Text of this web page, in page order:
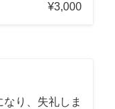
¥3,000
り、失礼しま